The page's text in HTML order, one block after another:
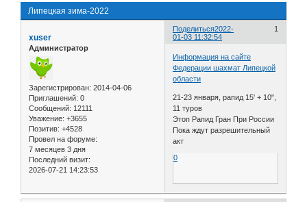
Липецкая зима-2022
Поделиться 1
2022-
01-03 11:32:54
xuser
Администратор
Зарегистрирован: 2014-04-06
Приглашений: 0
Сообщений: 12111
Уважение: +3655
Позитив: +4528
Провел на форуме:
7 месяцев 3 дня
Последний визит:
2026-07-21 14:23:53
Информация на сайте
Федерации шахмат Липецкой
области
21-23 января, рапид 15' + 10",
11 туров
Этоп Рапид Гран При России
Пока ждут разрешительный
акт
0